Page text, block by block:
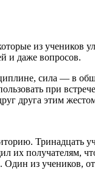
из учеников
и даже вопросов.
сила — в
при
друга этим
Тринадцать
получателям,
Один из